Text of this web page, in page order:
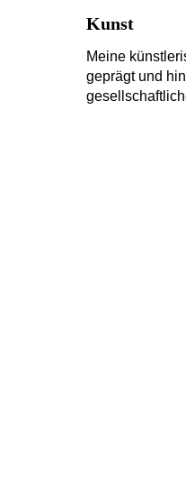
Kunst
Meine
geprägt und